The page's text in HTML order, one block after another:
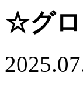
☆グロ